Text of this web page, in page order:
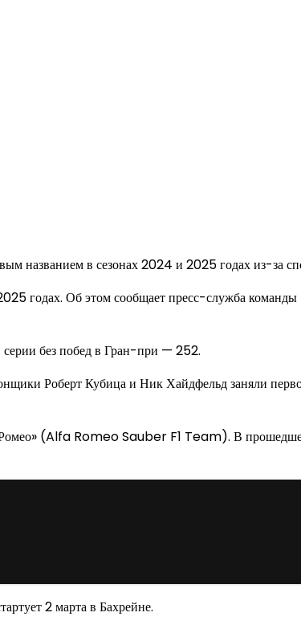
названием в сезонах 2024 и 2025 годах из-за
годах. Об этом сообщает пресс-служба
серии без побед в Гран-при — 252.
Роберт Кубица и Ник Хайдфельд заняли
(Alfa Romeo Sauber F1 Team). В
2 марта в Бахрейне.